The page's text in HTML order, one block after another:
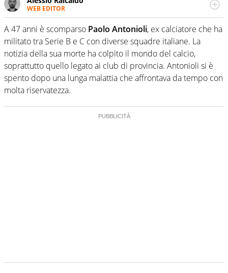
WEB EDITOR
Un figlio che si chiama Diego e la tesi di laurea sugli stadi
di proprietà in Italia. Il calcio quale filo conduttore
irrinunciabile tra passione e professione. Per Virgilio
Sport indaga, approfondisce e scandaglia l'universo
mondo dello sport per antonomasia
A 47 anni è scomparso Paolo Antonioli, ex calciatore che ha
militato tra Serie B e C con diverse squadre italiane. La
notizia della sua morte ha colpito il mondo del calcio,
soprattutto quello legato ai club di provincia. Antonioli si è
spento dopo una lunga malattia che affrontava da tempo con
molta riservatezza.